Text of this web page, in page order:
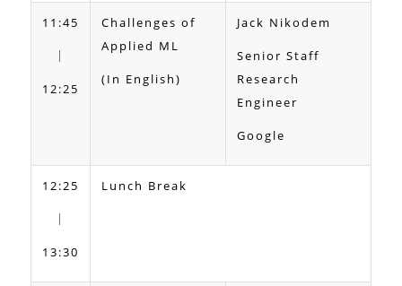
11:45
｜
12:25
Challenges of
Applied ML
(In English)
Jack Nikodem
Senior Staff
Research
Engineer
Google
12:25
｜
13:30
Lunch Break